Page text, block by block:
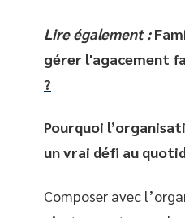
Lire également :
gérer l'agacement
?
Pourquoi
un vrai défi au
Composer avec